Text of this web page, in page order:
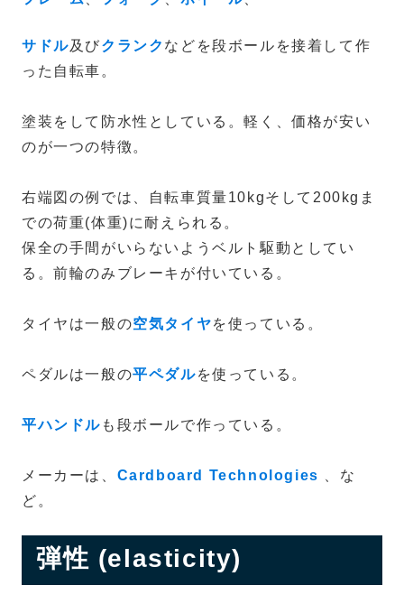
サドル及びクランク などを段ボールを接着して作
った自転車。
塗装をして防水性としている。軽く、価格が安い
のが一つの特徴。
右端図の例では、自転車質量10kgそして200kgま
での荷重(体重)に耐えられる。
保全の手間がいらないようベルト駆動としてい
る。前輪のみブレーキが付いている。
タイヤは一般の空気タイヤを使っている。
ペダルは一般の平ペダルを使っている。
平ハンドル も段ボールで作っている。
メーカーは、 Cardboard Technologies
、な
ど。
弾性 (elasticity)